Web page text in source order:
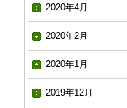
2020年4月
2020年2月
2020年1月
2019年12月